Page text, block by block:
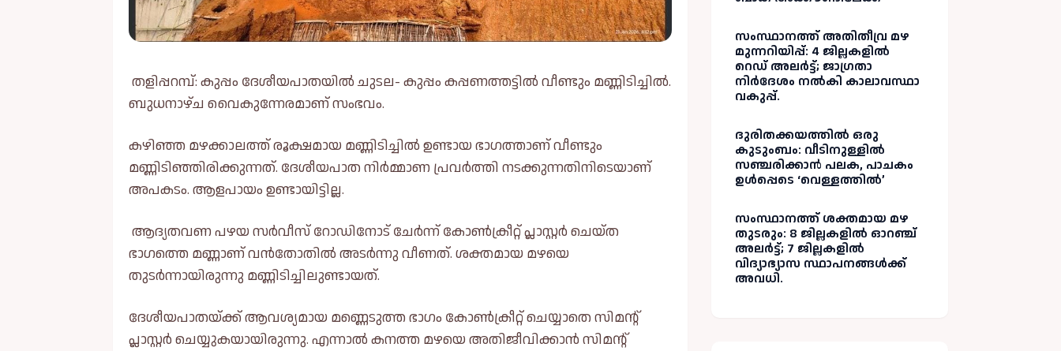
തളിപ്പറമ്പ്: കുപ്പം ദേശീയപാതയിൽ ചുടല- കുപ്പം കപ്പണത്തട്ടിൽ വീണ്ടും മണ്ണിടിച്ചിൽ.
ബുധനാഴ്ച വൈകുന്നേരമാണ് സംഭവം.
കഴിഞ്ഞ മഴക്കാലത്ത് രൂക്ഷമായ മണ്ണിടിച്ചിൽ ഉണ്ടായ ഭാഗത്താണ് വീണ്ടും
മണ്ണിടിഞ്ഞിരിക്കുന്നത്. ദേശീയപാത നിർമ്മാണ പ്രവർത്തി നടക്കുന്നതിനിടെയാണ്
അപകടം. ആളപായം ഉണ്ടായിട്ടില്ല.
ആദ്യതവണ പഴയ സർവീസ് റോഡിനോട് ചേർന്ന് കോൺക്രീറ്റ് പ്ലാസ്റ്റർ ചെയ്ത
ഭാഗത്തെ മണ്ണാണ് വൻതോതിൽ അടർന്നു വീണത്. ശക്തമായ മഴയെ
തുടർന്നായിരുന്നു മണ്ണിടിച്ചിലുണ്ടായത്.
ദേശീയപാതയ്ക്ക് ആവശ്യമായ മണ്ണെടുത്ത ഭാഗം കോൺക്രീറ്റ് ചെയ്യാതെ സിമന്റ്
പ്ലാസ്റ്റർ ചെയ്യുകയായിരുന്നു. എന്നാൽ കനത്ത മഴയെ അതിജീവിക്കാൻ സിമന്റ്
സംസ്ഥാനത്ത് അതിതീവ്ര മഴ
മുന്നറിയിപ്പ്: 4 ജില്ലകളിൽ
റെഡ് അലർട്ട്; ജാഗ്രതാ
നിർദേശം നൽകി കാലാവസ്ഥാ
വകുപ്പ്.
ദുരിതക്കയത്തിൽ ഒരു
കുടുംബം: വീടിനുള്ളിൽ
സഞ്ചരിക്കാൻ പലക, പാചകം
ഉൾപ്പെടെ ‘വെള്ളത്തിൽ’
സംസ്ഥാനത്ത് ശക്തമായ മഴ
തുടരും: 8 ജില്ലകളിൽ ഓറഞ്ച്
അലർട്ട്; 7 ജില്ലകളിൽ
വിദ്യാഭ്യാസ സ്ഥാപനങ്ങൾക്ക്
അവധി.